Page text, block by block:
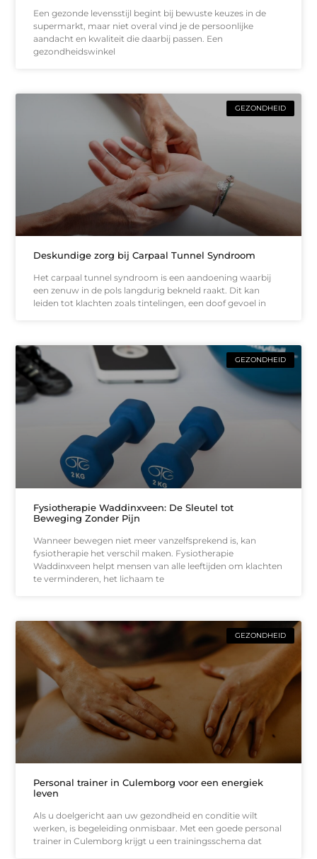
Een gezonde levensstijl begint bij bewuste keuzes in de
supermarkt, maar niet overal vind je de persoonlijke
aandacht en kwaliteit die daarbij passen. Een
gezondheidswinkel
GEZONDHEID
Deskundige zorg bij Carpaal Tunnel Syndroom
Het carpaal tunnel syndroom is een aandoening waarbij
een zenuw in de pols langdurig bekneld raakt. Dit kan
leiden tot klachten zoals tintelingen, een doof gevoel in
GEZONDHEID
Fysiotherapie Waddinxveen: De Sleutel tot
Beweging Zonder Pijn
Wanneer bewegen niet meer vanzelfsprekend is, kan
fysiotherapie het verschil maken. Fysiotherapie
Waddinxveen helpt mensen van alle leeftijden om klachten
te verminderen, het lichaam te
GEZONDHEID
Personal trainer in Culemborg voor een energiek
leven
Als u doelgericht aan uw gezondheid en conditie wilt
werken, is begeleiding onmisbaar. Met een goede personal
trainer in Culemborg krijgt u een trainingsschema dat